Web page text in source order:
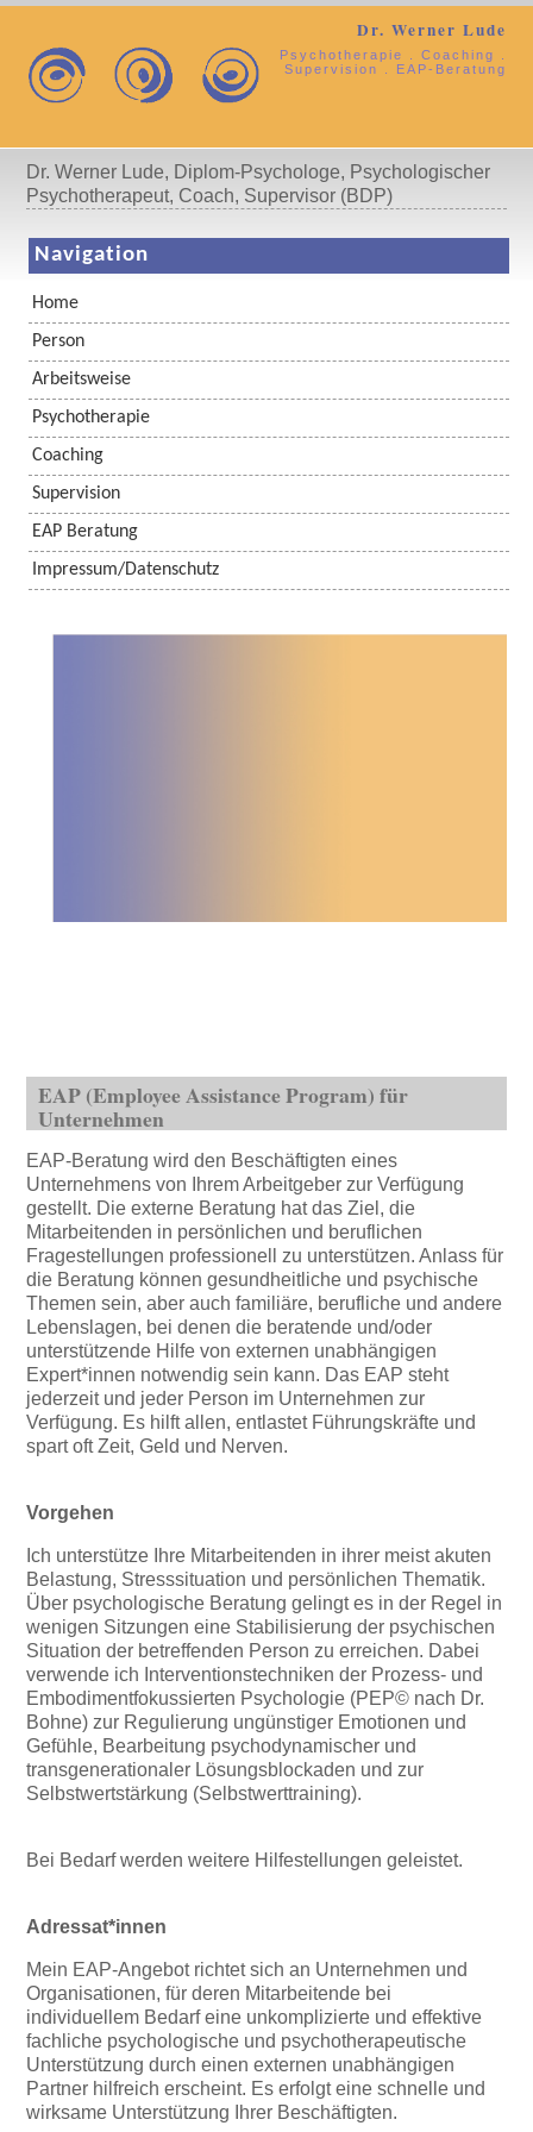
Dr. Werner Lude
Psychotherapie . Coaching .
Supervision . EAP-Beratung
Dr. Werner Lude, Diplom-Psychologe, Psychologischer
Psychotherapeut, Coach, Supervisor (BDP)
Navigation
Home
Person
Arbeitsweise
Psychotherapie
Coaching
Supervision
EAP Beratung
Impressum/Datenschutz
EAP (Employee Assistance Program) für
Unternehmen
EAP-Beratung wird den Beschäftigten eines
Unternehmens von Ihrem Arbeitgeber zur Verfügung
gestellt. Die externe Beratung hat das Ziel, die
Mitarbeitenden in persönlichen und beruflichen
Fragestellungen professionell zu unterstützen. Anlass für
die Beratung können gesundheitliche und psychische
Themen sein, aber auch familiäre, berufliche und andere
Lebenslagen, bei denen die beratende und/oder
unterstützende Hilfe von externen unabhängigen
Expert*innen notwendig sein kann. Das EAP steht
jederzeit und jeder Person im Unternehmen zur
Verfügung. Es hilft allen, entlastet Führungskräfte und
spart oft Zeit, Geld und Nerven.
Vorgehen
Ich unterstütze Ihre Mitarbeitenden in ihrer meist akuten
Belastung, Stresssituation und persönlichen Thematik.
Über psychologische Beratung gelingt es in der Regel in
wenigen Sitzungen eine Stabilisierung der psychischen
Situation der betreffenden Person zu erreichen. Dabei
verwende ich Interventionstechniken der Prozess- und
Embodimentfokussierten Psychologie (PEP© nach Dr.
Bohne) zur Regulierung ungünstiger Emotionen und
Gefühle, Bearbeitung psychodynamischer und
transgenerationaler Lösungsblockaden und zur
Selbstwertstärkung (Selbstwerttraining).
Bei Bedarf werden weitere Hilfestellungen geleistet.
Adressat*innen
Mein EAP-Angebot richtet sich an Unternehmen und
Organisationen, für deren Mitarbeitende bei
individuellem Bedarf eine unkomplizierte und effektive
fachliche psychologische und psychotherapeutische
Unterstützung durch einen externen unabhängigen
Partner hilfreich erscheint. Es erfolgt eine schnelle und
wirksame Unterstützung Ihrer Beschäftigten.